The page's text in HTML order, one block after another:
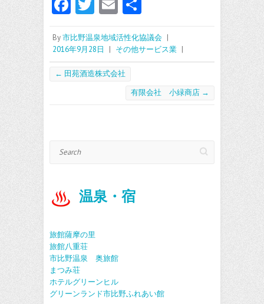
b
o
o
itt
er
ai
l
By市比野温泉地域活性化協議会 |
2016年9月28日
| その他サービス業 |
← 田苑酒造株式会社
有限会社 小緑商店 →
温泉・宿
旅館薩摩の里
旅館八重荘
市比野温泉 奥旅館
まつみ荘
ホテルグリーンヒル
グリーンランド市比野ふれあい館